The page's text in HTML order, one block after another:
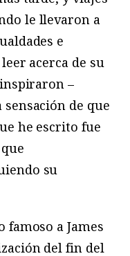
le llevaron a
e
acerca de su
–
de que
he escrito fue
su
famoso a James
del fin del